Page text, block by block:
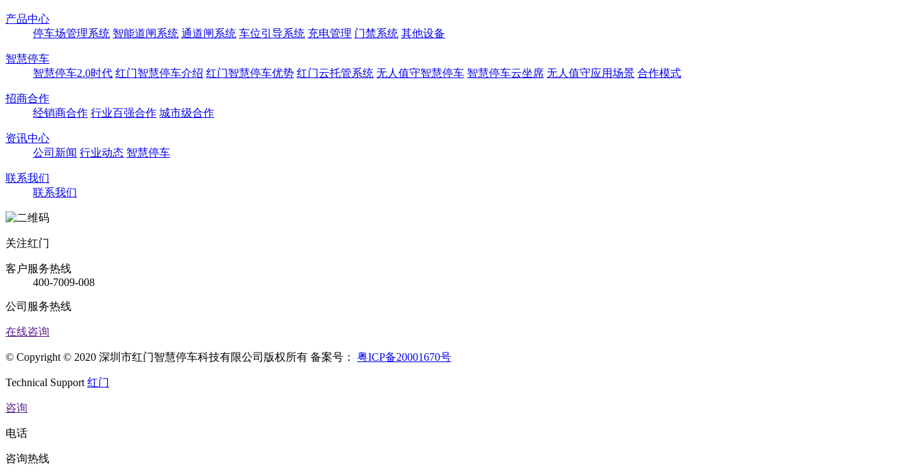
产品中心
停车场管理系统 智能道闸系统 通道闸系统 车位引导系统 充电管理 门禁系统 其他设备
智慧停车
智慧停车2.0时代 红门智慧停车介绍 红门智慧停车优势 红门云托管系统 无人值守智慧停车 智慧停车云坐席 无人值守应用场景 合作模式
招商合作
经销商合作 行业百强合作 城市级合作
资讯中心
公司新闻 行业动态 智慧停车
联系我们
联系我们
关注红门
客户服务热线
400-7009-008
公司服务热线
在线咨询
© Copyright © 2020 深圳市红门智慧停车科技有限公司版权所有 备案号： 粤ICP备20001670号
Technical Support 红门
咨询
电话
咨询热线